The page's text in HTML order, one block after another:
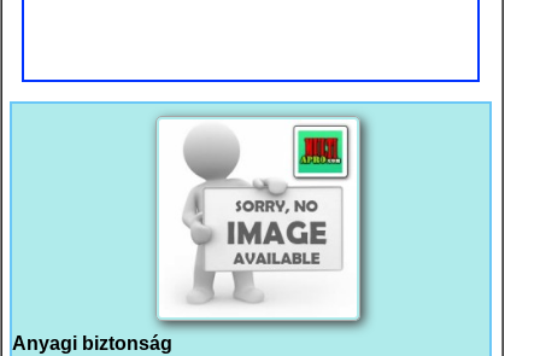
Anyagi biztonság